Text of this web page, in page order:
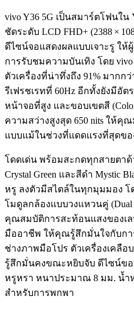
vivo Y36 5G เป็นสมาร์ตโฟนใ
ชัดระดับ LCD FHD+ (2388 ×
ดีไซน์จอแสดงผลแบบเจาะรู ใ
การรับชมความบันเทิง โดย
ตัวเครื่องที่น่าทึ่งถึง 91% มากก
รีเฟรชเรทที่ 60Hz อีกทั้งยังมีอั
หน้าจอที่สูง และขอบเขตสี
ความสว่างสูงสุด 650 nits ให้
แบบแม้ในช่วงที่แดดแรงที่สุดขอ
โดดเด่น พร้อมสะกดทุกสายตาด้
Crystal Green และสีดำ Mystic
หรู ลงตัวมีสไตล์ในทุกมุมมอง โ
โมดูลกล้องแบบวงแหวนคู่ (Dual
คุณสมบัติการสะท้อนแสงของเ
มืออาชีพ ให้คุณรู้สึกมั่นใจกับก
ช่างภาพมือโปร ตัวเครื่องเคลื
รู้สึกมั่นคงขณะหยิบจับ ดีไซน์ขอ
หรูหรา หนาประมาณ 8 มม. น้ำ
สำหรับการพกพา